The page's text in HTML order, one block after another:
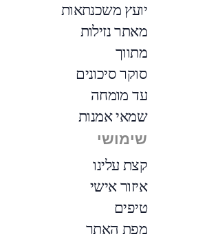
יועץ משכנתאות
מאתר נזילות
מתווך
סוקר סיכונים
עד מומחה
שמאי אמנות
שימושי
קצת עלינו
איזור אישי
טיפים
מפת האתר